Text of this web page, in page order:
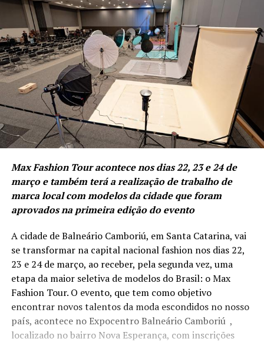
Max Fashion Tour acontece nos dias 22, 23 e 24 de
março e também terá a realização de trabalho de
marca local com modelos da cidade que foram
aprovados na primeira edição do evento
A cidade de Balneário Camboriú, em Santa Catarina, vai
se transformar na capital nacional fashion nos dias 22,
23 e 24 de março, ao receber, pela segunda vez, uma
etapa da maior seletiva de modelos do Brasil: o Max
Fashion Tour. O evento, que tem como objetivo
encontrar novos talentos da moda escondidos no nosso
país, acontece no Expocentro Balneário Camboriú ,
localizado no bairro Nova Esperança, com inscrições